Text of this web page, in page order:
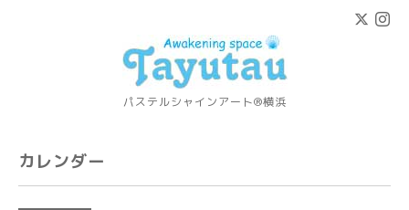
パステルシャインアート®横浜
カレンダー